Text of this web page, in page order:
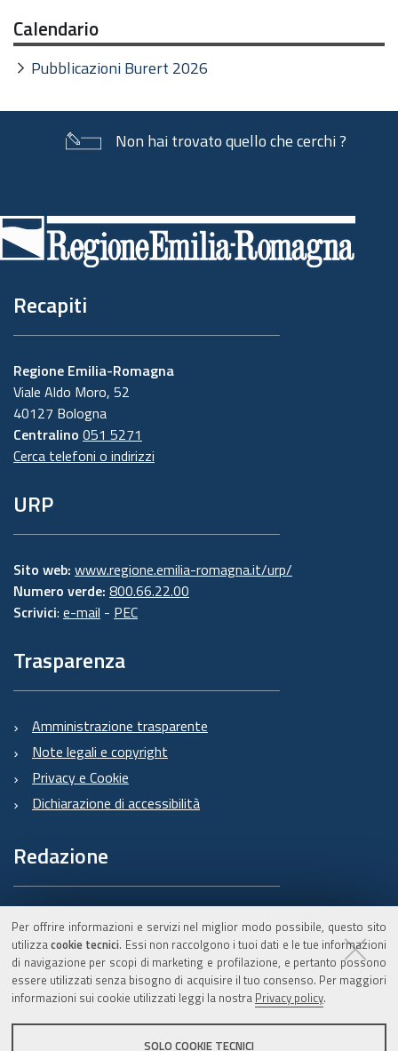
Per offrire informazioni e servizi nel miglior modo possibile, questo sito
utilizzacookie tecnici. Essi non raccolgono i tuoi dati e le tue informazioni
di navigazione per scopi di marketing e profilazione, e pertanto possono
essere utilizzati senza bisogno di acquisire il tuo consenso. Per maggiori
informazioni sui cookie utilizzati leggi la nostra Privacy policy.
SOLO COOKIE TECNICI
Calendario
Pubblicazioni Burert 2026
Non hai trovato quello che cerchi ?
di
pagina
Recapiti
Regione Emilia-Romagna
Viale Aldo Moro, 52
40127 Bologna
Centralino 051 5271
Cerca telefoni o indirizzi
URP
Sito web: www.regione.emilia-romagna.it/urp/
Numero verde: 800.66.22.00
Scrivici: e-mail - PEC
Trasparenza
Amministrazione trasparente
Note legali e copyright
Privacy e Cookie
Dichiarazione di accessibilità
Redazione
Informazioni sul Burert
e contatti
C.F. 800.625.903.79